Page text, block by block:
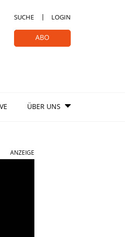
SUCHE LOGIN
ABO
ÜBER UNS
ANZEIGE